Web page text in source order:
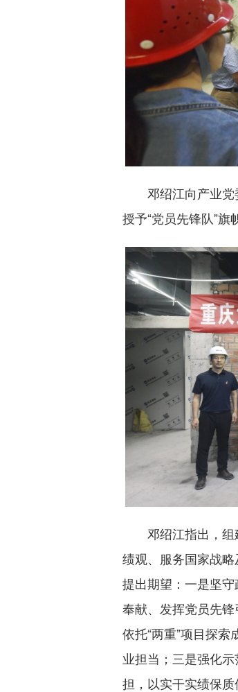
邓绍江向产业
授予“党员先锋队”旗
邓绍江指出，
绩观、服务国家战略
提出期望：一是坚
奉献、发挥党员先
依托“两重”项目探
业担当；三是强化
担，以实干实绩保质